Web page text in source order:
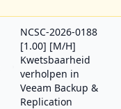
NCSC-2026-0188
[1.00] [M/H]
Kwetsbaarheid
verholpen in
Veeam Backup &
Replication